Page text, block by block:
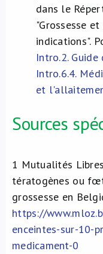
dans le
"Grossesse
indications".
Intro.2.
Intro.6.4.
et
Sources
1 Mutualités
tératogènes ou
grossesse en
https://
enceintes-sur-10-
medicament-0